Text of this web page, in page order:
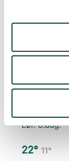
Lør. 8.aug.
22° 11°